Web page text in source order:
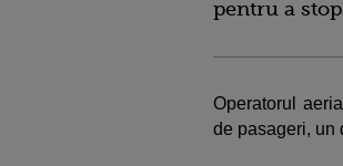
pentru a
Operatorul
de pasageri, un